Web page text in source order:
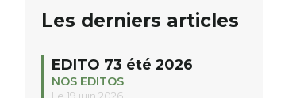
Les derniers articles
EDITO 73 été 2026
NOS EDITOS